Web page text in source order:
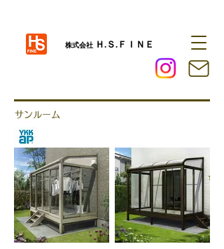
株式会社 Ｈ.Ｓ.ＦＩＮＥ
サンルーム